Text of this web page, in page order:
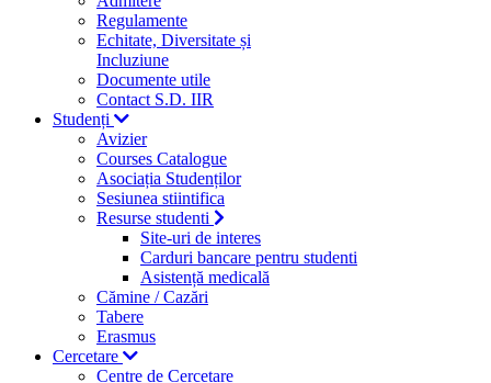
Regulamente
Echitate, Diversitate și
Incluziune
Documente utile
Contact S.D. IIR
Studenți
Avizier
Courses Catalogue
Asociația Studenților
Sesiunea stiintifica
Resurse studenti
Site-uri de interes
Carduri bancare pentru studenti
Asistență medicală
Cămine / Cazări
Tabere
Erasmus
Cercetare
Centre de Cercetare